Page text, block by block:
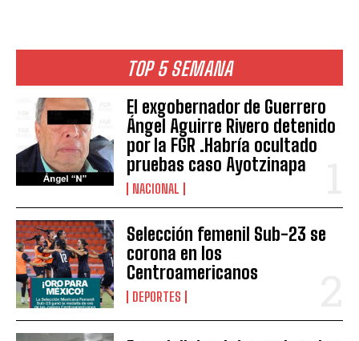
TOP 5 SEMANA
El exgobernador de Guerrero
Ángel Aguirre Rivero detenido
por la FGR .Habría ocultado
pruebas caso Ayotzinapa
NACIONAL
Selección femenil Sub-23 se
corona en los
Centroamericanos
DEPORTES